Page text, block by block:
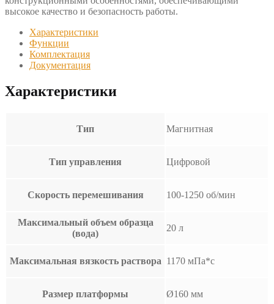
высокое качество и безопасность работы.
Характеристики
Функции
Комплектация
Документация
Характеристики
Тип Магнитная
Тип управления Цифровой
Скорость перемешивания 100-1250 об/мин
Максимальный объем образца
(вода)
20 л
Максимальная вязкость раствора 1170 мПa*с
Размер платформы Ø160 мм